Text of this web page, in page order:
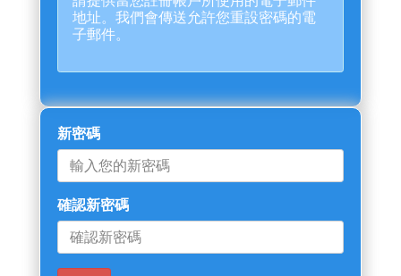
地址。我們會傳送允許您重設密碼的電
子郵件。
新密碼
確認新密碼